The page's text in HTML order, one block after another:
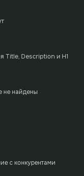
Title, Description и H1
не найдены
с конкурентами